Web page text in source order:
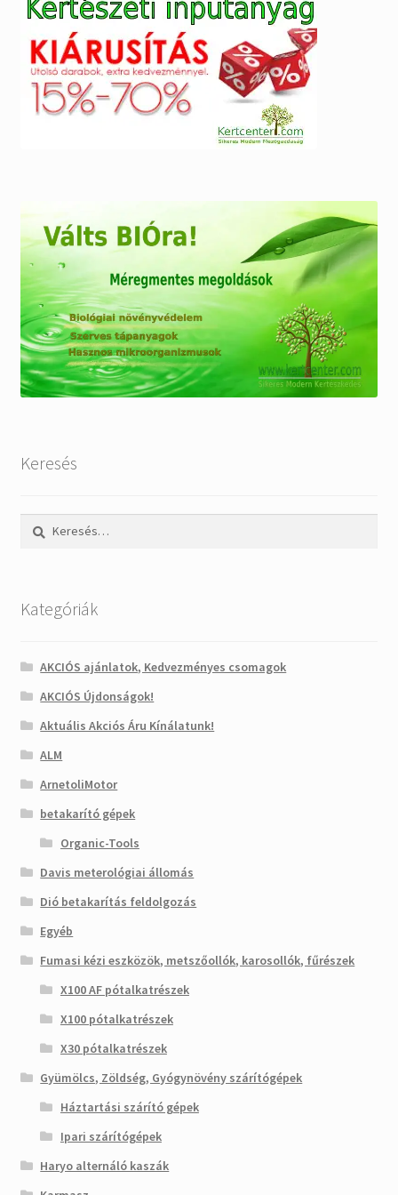
Keresés
Kategóriák
AKCIÓS ajánlatok, Kedvezményes csomagok
AKCIÓS Újdonságok!
Aktuális Akciós Áru Kínálatunk!
ALM
ArnetoliMotor
betakarító gépek
Organic-Tools
Davis meterológiai állomás
Dió betakarítás feldolgozás
Egyéb
Fumasi kézi eszközök, metszőollók, karosollók, fűrészek
X100 AF pótalkatrészek
X100 pótalkatrészek
X30 pótalkatrészek
Gyümölcs, Zöldség, Gyógynövény szárítógépek
Háztartási szárító gépek
Ipari szárítógépek
Haryo alternáló kaszák